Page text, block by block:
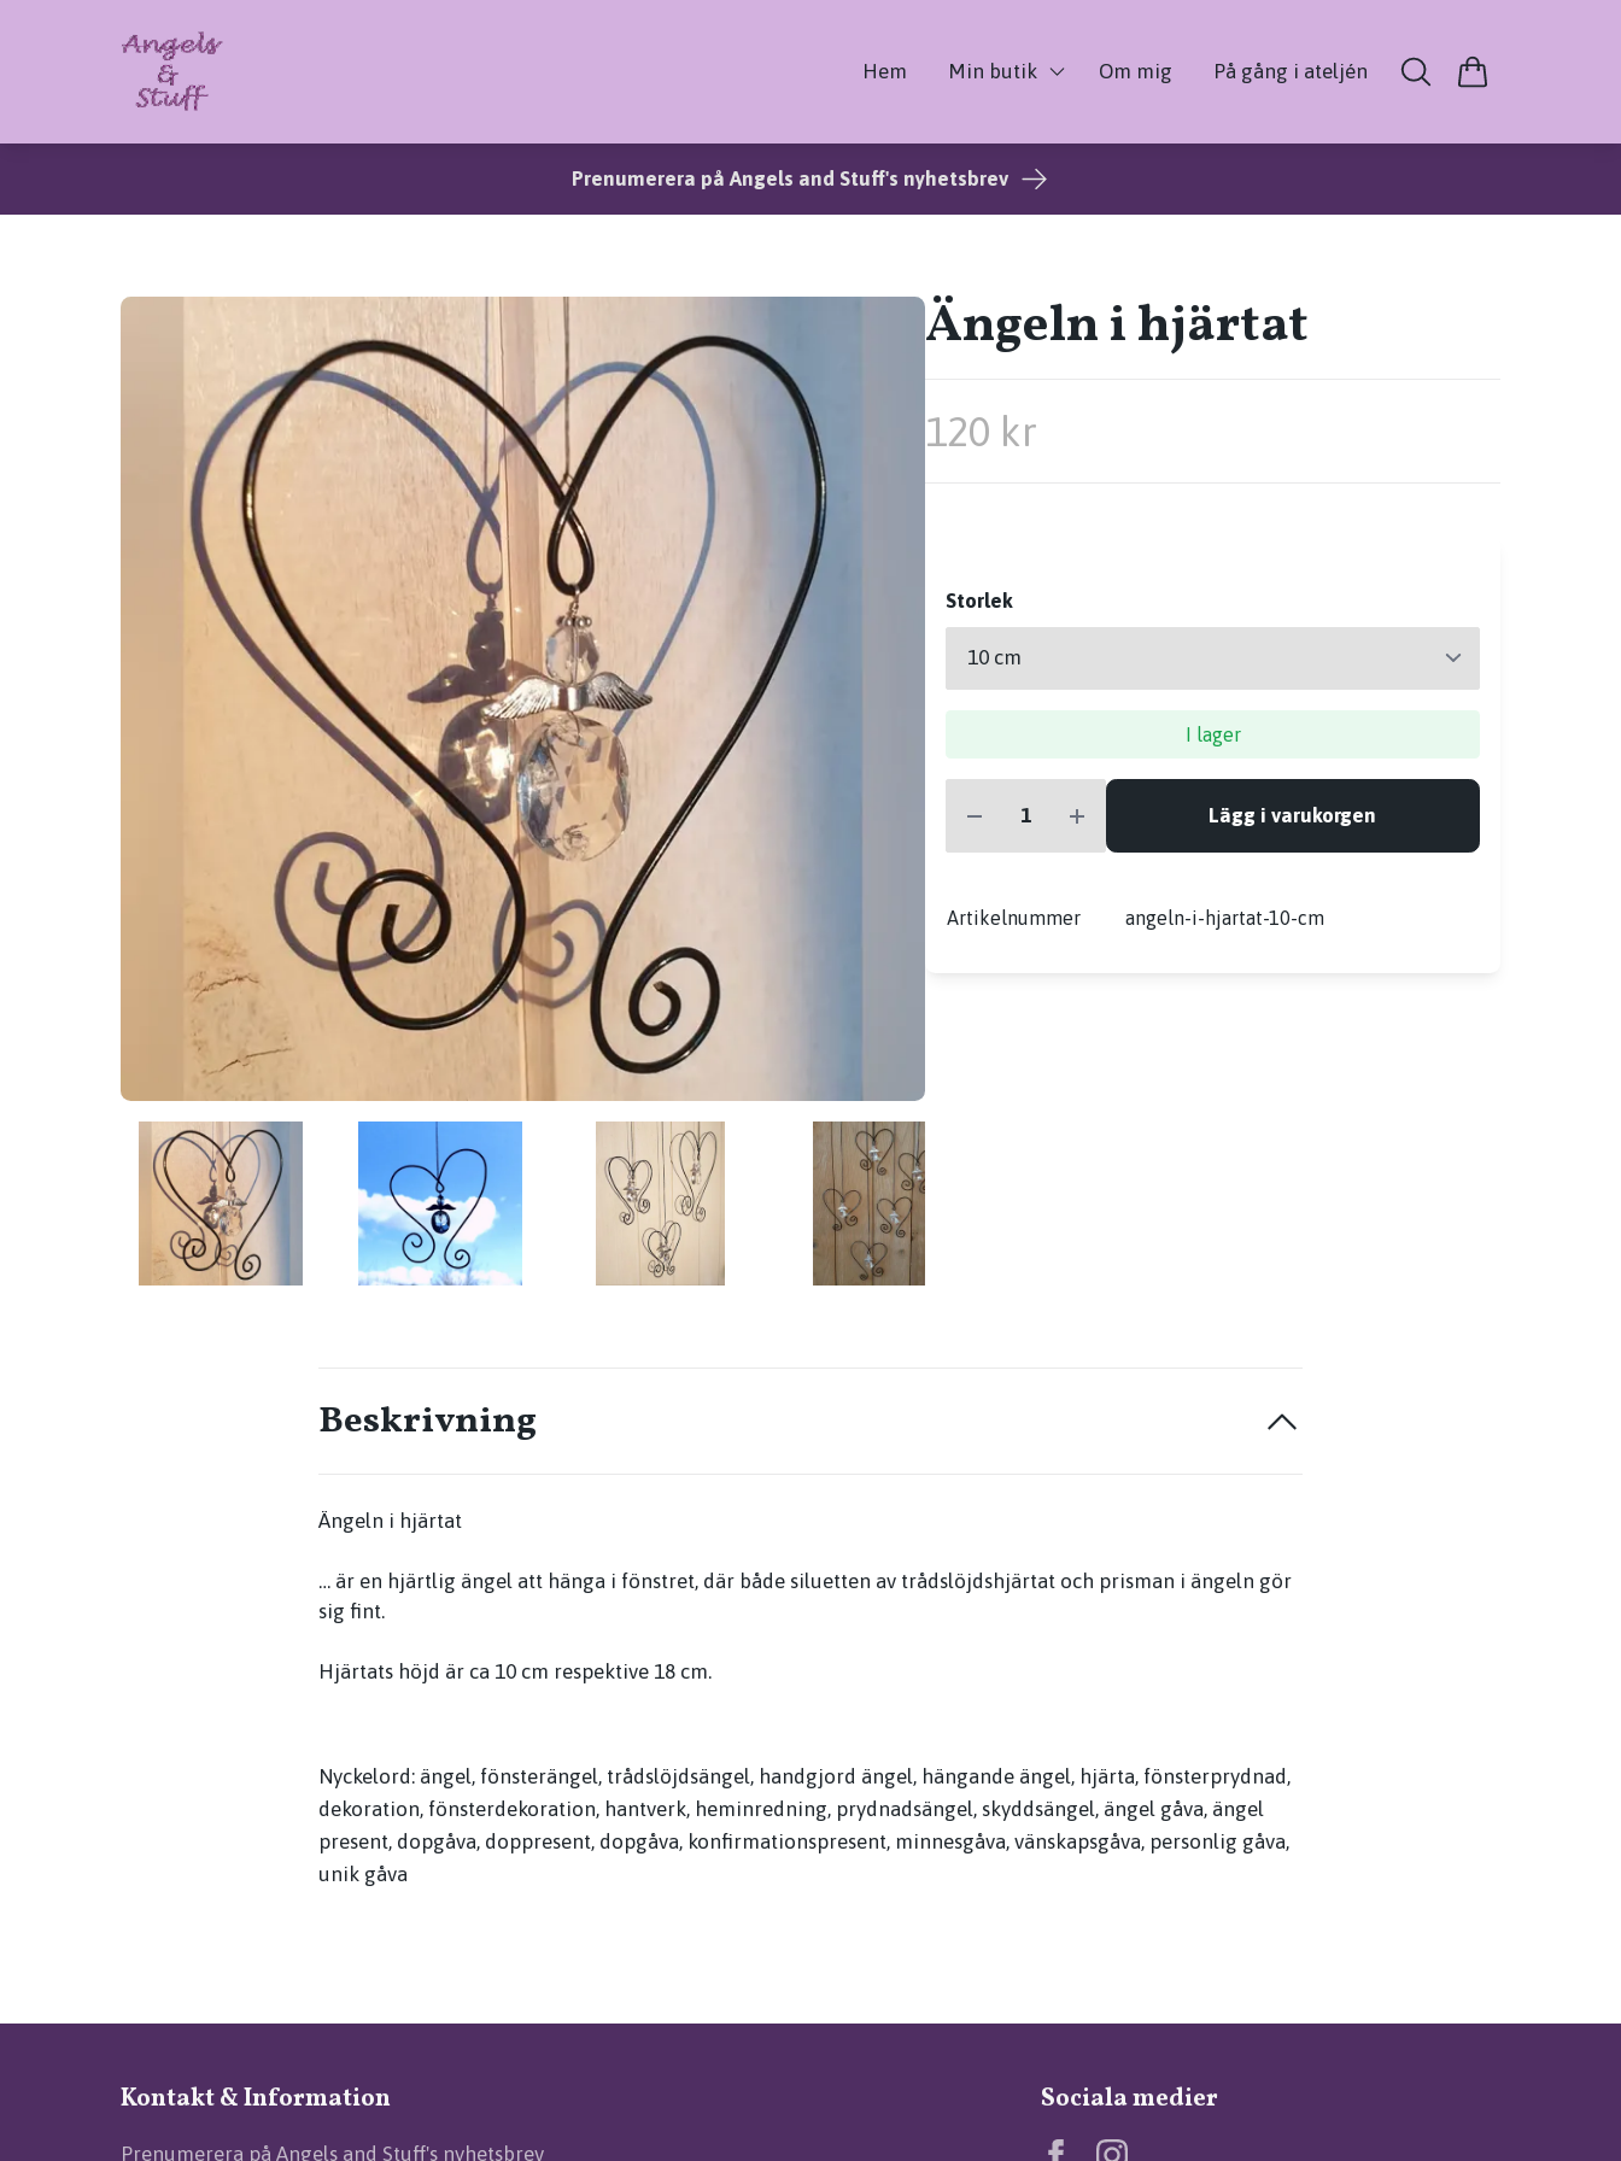
Hem Min butik Om mig På gång i ateljén
Prenumerera på Angels and Stuff's nyhetsbrev
Ängeln i hjärtat
120 kr
Storlek
I lager
Lägg i varukorgen
Artikelnummer angeln-i-hjartat-10-cm
Beskrivning
Ängeln i hjärtat
… är en hjärtlig ängel att hänga i fönstret, där både siluetten av trådslöjdshjärtat och prisman i ängeln gör
sig fint.
Hjärtats höjd är ca 10 cm respektive 18 cm.
Nyckelord: ängel, fönsterängel, trådslöjdsängel, handgjord ängel, hängande ängel, hjärta, fönsterprydnad,
dekoration, fönsterdekoration, hantverk, heminredning, prydnadsängel, skyddsängel, ängel gåva, ängel
present, dopgåva, doppresent, dopgåva, konfirmationspresent, minnesgåva, vänskapsgåva, personlig gåva,
unik gåva
Kontakt & Information
Prenumerera på Angels and Stuff's nyhetsbrev
Sociala medier